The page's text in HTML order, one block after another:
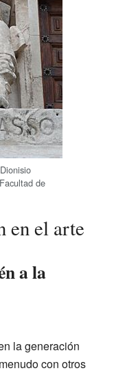
de
en el arte
a la
la generación
con otros